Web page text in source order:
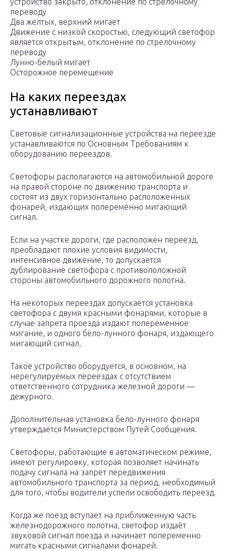
переводу
Два желтых, верхний мигает
Движение с низкой скоростью, следующий светофор
является открытым, отклонение по стрелочному
переводу
Лунно-белый мигает
Осторожное перемещение
На каких переездах
устанавливают
Световые сигнализационные устройства на переезде
устанавливаются по Основным Требованиям к
оборудованию переездов.
Светофоры располагаются на автомобильной дороге
на правой стороне по движению транспорта и
состоят из двух горизонтально расположенных
фонарей, издающих попеременно мигающий
сигнал.
Если на участке дороги, где расположен переезд,
преобладают плохие условия видимости,
интенсивное движение, то допускается
дублирование светофора с противоположной
стороны автомобильного дорожного полотна.
На некоторых переездах допускается установка
светофора с двумя красными фонарями, которые в
случае запрета проезда издают попеременное
мигание, и одного бело-лунного фонаря, издающего
мигающий сигнал.
Такое устройство оборудуется, в основном, на
нерегулируемых переездах с отсутствием
ответственного сотрудника железной дороги —
дежурного.
Дополнительная установка бело-лунного фонаря
утверждается Министерством Путей Сообщения.
Светофоры, работающие в автоматическом режиме,
имеют регулировку, которая позволяет начинать
подачу сигнала на запрет передвижения
автомобильного транспорта за период, необходимый
для того, чтобы водители успели освободить переезд.
Когда же поезд вступает на приближенную часть
железнодорожного полотна, светофор издаёт
звуковой сигнал поезда и начинает попеременно
мигать красными сигналами фонарей.